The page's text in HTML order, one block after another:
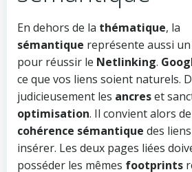
En dehors de la thématique, la
sémantique représente aussi
pour réussir le Netlinking.
ce que vos liens soient naturels.
judicieusement les ancreset
optimisation. Il convient alors
cohérence sémantique des
insérer. Les deux pages liées
posséder les mêmes footprints